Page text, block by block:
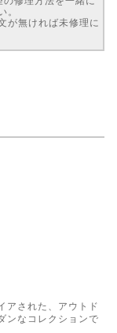
。
が無ければ未修理に
アされた、アウトド
ンなコレクションで